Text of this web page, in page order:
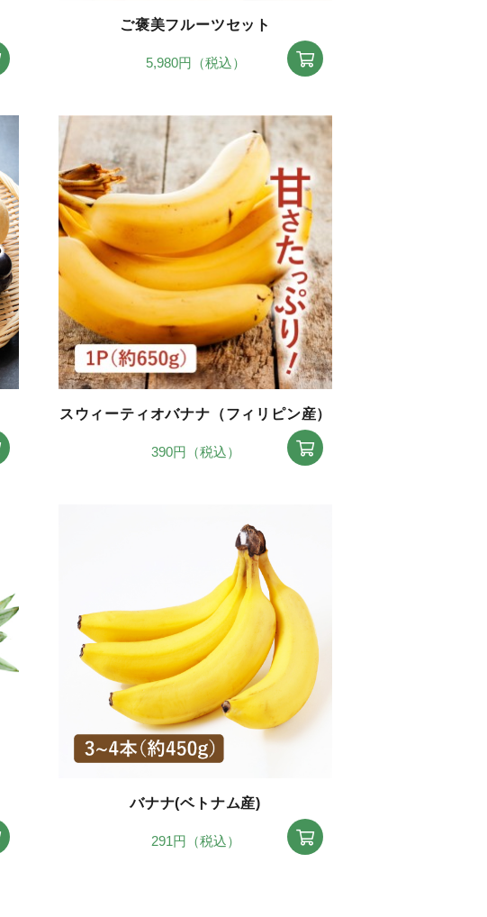
ご褒美フルーツセット
5,980円（税込）
スウィーティオバナナ（フィリピン産）
390円（税込）
バナナ(ベトナム産)
291円（税込）